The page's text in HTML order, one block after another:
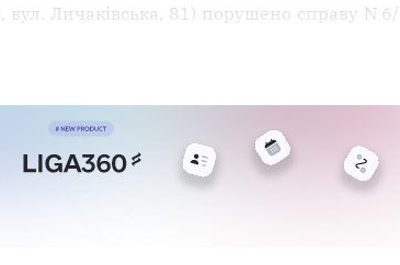
вул. Личаківська, 81) порушено справу N